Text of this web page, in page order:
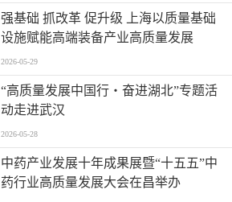
强基础 抓改革 促升级 上海以质量基础
设施赋能高端装备产业高质量发展
2026-05-29
“高质量发展中国行・奋进湖北”专题活
动走进武汉
2026-05-28
中药产业发展十年成果展暨“十五五”中
药行业高质量发展大会在昌举办